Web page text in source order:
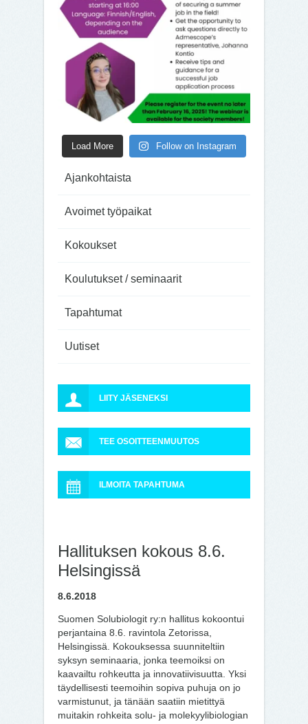
Load More Follow on Instagram
Ajankohtaista
Avoimet työpaikat
Kokoukset
Koulutukset / seminaarit
Tapahtumat
Uutiset
LIITY JÄSENEKSI
TEE OSOITTEENMUUTOS
ILMOITA TAPAHTUMA
Hallituksen kokous 8.6.
Helsingissä
8.6.2018
Suomen Solubiologit ry:n hallitus kokoontui
perjantaina 8.6. ravintola Zetorissa,
Helsingissä. Kokouksessa suunniteltiin
syksyn seminaaria, jonka teemoiksi on
kaavailtu rohkeutta ja innovatiivisuutta. Yksi
täydellisesti teemoihin sopiva puhuja on jo
varmistunut, ja tänään saatiin mietittyä
muitakin rohkeita solu- ja molekyylibiologian